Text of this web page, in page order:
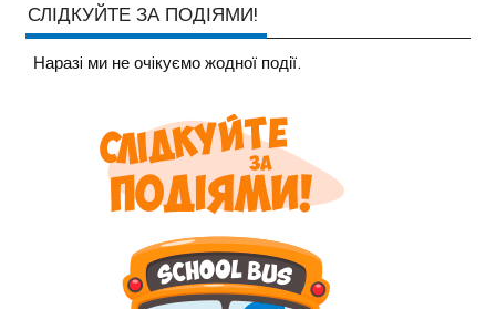
СЛІДКУЙТЕ ЗА ПОДІЯМИ!
Наразi ми не очiкуємо жодної події.